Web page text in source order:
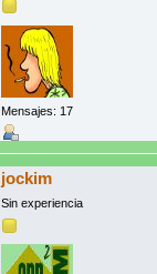
Mensajes: 17
jockim
Sin experiencia